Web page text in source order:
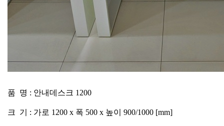
품 명 : 안내데스크 1200
크 기 : 가로 1200 x 폭 500 x 높이 900/1000 [mm]